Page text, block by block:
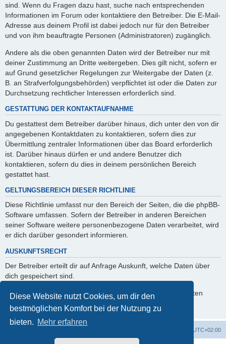
Diese Website nutzt Cookies, um dir den
bestmöglichen Komfort bei der Nutzung zu
bieten. Mehr erfahren
sind. Wenn du Fragen dazu hast, suche nach entsprechenden
Informationen im Forum oder kontaktiere den Betreiber. Die E-Mail-
Adresse aus deinem Profil ist dabei jedoch nur für den Betreiber
und von ihm beauftragte Personen (Administratoren) zugänglich.
Andere als die oben genannten Daten wird der Betreiber nur mit
deiner Zustimmung an Dritte weitergeben. Dies gilt nicht, sofern er
auf Grund gesetzlicher Regelungen zur Weitergabe der Daten (z.
B. an Strafverfolgungsbehörden) verpflichtet ist oder die Daten zur
Durchsetzung rechtlicher Interessen erforderlich sind.
GESTATTUNG DER KONTAKTAUFNAHME
Du gestattest dem Betreiber darüber hinaus, dich unter den von dir
angegebenen Kontaktdaten zu kontaktieren, sofern dies zur
Übermittlung zentraler Informationen über das Board erforderlich
ist. Darüber hinaus dürfen er und andere Benutzer dich
kontaktieren, sofern du dies in deinem persönlichen Bereich
gestattet hast.
GELTUNGSBEREICH DIESER RICHTLINIE
Diese Richtlinie umfasst nur den Bereich der Seiten, die die phpBB-
Software umfassen. Sofern der Betreiber in anderen Bereichen
seiner Software weitere personenbezogene Daten verarbeitet, wird
er dich darüber gesondert informieren.
AUSKUNFTSRECHT
Der Betreiber erteilt dir auf Anfrage Auskunft, welche Daten über
dich gespeichert sind.
Du kannst jederzeit die Löschung bzw. Sperrung deiner Daten
verlangen. Kontaktiere hierzu bitte den Betreiber.
UTC+02:00